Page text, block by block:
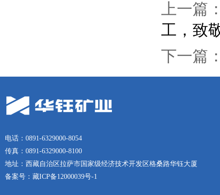
上一篇
工，致
下一篇
电话：0891-6329000-8054
传真：0891-6329000-8100
地址：西藏自治区拉萨市国家级经济技术开发区格桑路华钰大厦
备案号： 藏ICP备12000039号-1